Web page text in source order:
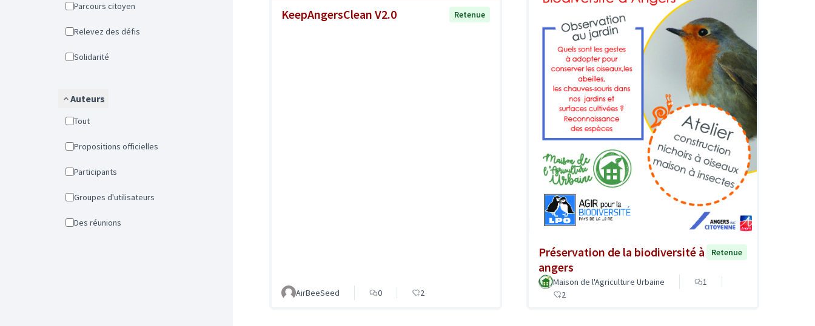
Parcours citoyen
Relevez des défis
Solidarité
Auteurs
Tout
Propositions officielles
Participants
Groupes d'utilisateurs
Des réunions
KeepAngersClean V2.0 Retenue
AirBeeSeed 0 2
Préservation de la biodiversité à
angers
Retenue
Maison de l'Agriculture Urbaine
1
2